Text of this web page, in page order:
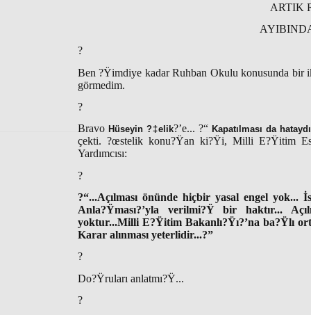
ARTIK
?
Ben ?Ÿimdiye kadar Ruhban Okulu konusunda bir
görmedim.
?
Bravo Hüseyin ?‡elik?’e... ?“ Kapatılması da
çekti. ?œstelik konu?Ÿan ki?Ÿi, Milli E?Ÿitim
Yardımcısı:
?
?“...Açılması önünde hiçbir yasal engel
Anla?Ÿması?’yla verilmi?Ÿ bir haktır...
yoktur...Milli E?Ÿitim Bakanlı?Ÿı?’na ba?Ÿlı
Karar alınması yeterlidir...?”
?
Do?Ÿruları anlatmı?Ÿ...
?